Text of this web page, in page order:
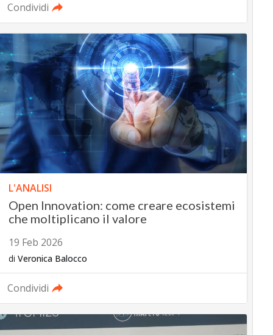
Condividi
L'ANALISI
Open Innovation: come creare ecosistemi
che moltiplicano il valore
19 Feb 2026
di Veronica Balocco
Condividi